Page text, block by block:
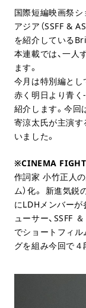
国際短編映画祭
アジア（SSFF &
を紹介している
本連載では、一人
ます。
今月は特別編とし
赤く明日より青
紹介します。今
寄涼太氏が主演す
いました。
※CINEMA
作詞家 小竹正人
ム）化。 新進気
にLDHメンバーが
ューサー、SSFF
でショートフィル
グを組み今回で４